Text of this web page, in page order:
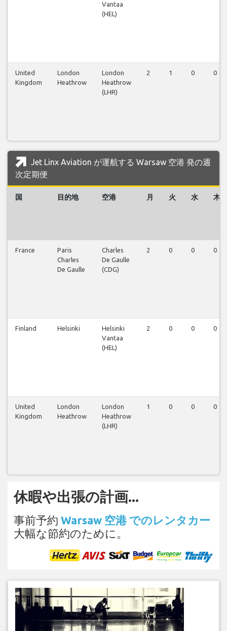
Vantaa
(HEL)
United
Kingdom
London
Heathrow
London
Heathrow
(LHR)
2 1 0 0
Jet Linx Aviation が運航する Warsaw 空港 発の週
次定期便
国 目的地 空港 月 火 水 木
France
Paris
Charles
De Gaulle
Charles
De Gaulle
(CDG)
2 0 0 0
Finland Helsinki
Helsinki
Vantaa
(HEL)
2 0 0 0
United
Kingdom
London
Heathrow
London
Heathrow
(LHR)
1 0 0 0
休暇や出張の計画...
事前予約 Warsaw 空港 でのレンタカー
大幅な節約のために。